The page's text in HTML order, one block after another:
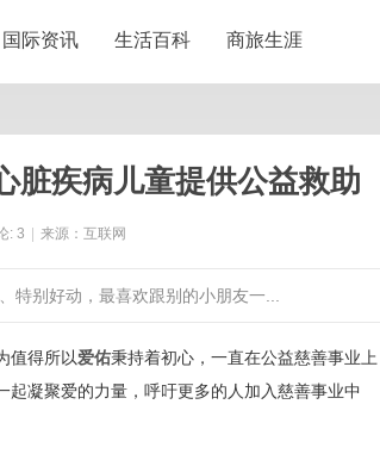
国际资讯 生活百科 商旅生涯
脏疾病儿童提供公益救助
: 3 来源：互联网
特别好动，最喜欢跟别的小朋友一...
值得所以爱佑秉持着初心，一直在公益慈善事业上
凝聚爱的力量，呼吁更多的人加入慈善事业中